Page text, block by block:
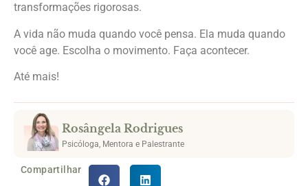
transformações rigorosas.
A vida não muda quando você pensa. Ela muda quando
você age. Escolha o movimento. Faça acontecer.
Até mais!
Rosângela Rodrigues
Psicóloga, Mentora e Palestrante
Compartilhar